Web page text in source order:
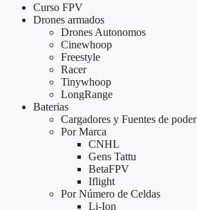
Curso FPV
Drones armados
Drones Autonomos
Cinewhoop
Freestyle
Racer
Tinywhoop
LongRange
Baterias
Cargadores y Fuentes de poder
Por Marca
CNHL
Gens Tattu
BetaFPV
Iflight
Por Número de Celdas
Li-Ion